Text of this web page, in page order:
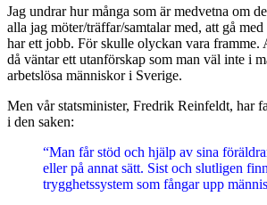
Jag undrar hur många som är medvetna om
alla jag möter/träffar/samtalar med, att gå
har ett jobb. För skulle olyckan vara framme.
då väntar ett utanförskap som man väl inte i
arbetslösa människor i Sverige.
Men vår statsminister, Fredrik Reinfeldt, har
i den saken:
“Man får stöd och hjälp av sina
eller på annat sätt. Sist och slutligen
trygghetssystem som fångar upp